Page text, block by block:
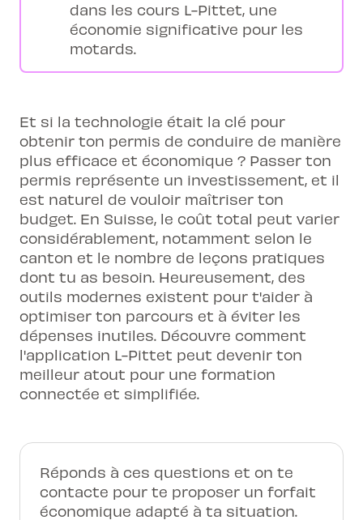
dans les cours L-Pittet, une
économie significative pour les
motards.
Et si la technologie était la clé pour
obtenir ton permis de conduire de manière
plus efficace et économique ? Passer ton
permis représente un investissement, et il
est naturel de vouloir maîtriser ton
budget. En Suisse, le coût total peut varier
considérablement, notamment selon le
canton et le nombre de leçons pratiques
dont tu as besoin. Heureusement, des
outils modernes existent pour t'aider à
optimiser ton parcours et à éviter les
dépenses inutiles. Découvre comment
l'application L-Pittet peut devenir ton
meilleur atout pour une formation
connectée et simplifiée.
Réponds à ces questions et on te
contacte pour te proposer un forfait
économique adapté à ta situation.